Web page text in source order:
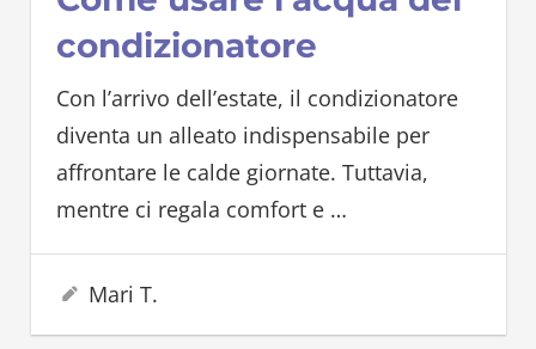
condizionatore
Con l’arrivo dell’estate, il condizionatore
diventa un alleato indispensabile per
affrontare le calde giornate. Tuttavia,
mentre ci regala comfort e …
5 Agosto 2024
Mari T.